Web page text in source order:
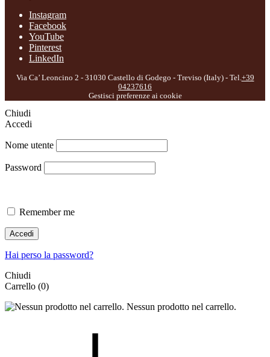
Instagram
Facebook
YouTube
Pinterest
LinkedIn
Via Ca’ Leoncino 2 - 31030 Castello di Godego - Treviso (Italy) - Tel. +39
04237616
Gestisci preferenze ai cookie
Chiudi
Accedi
Nome utente
Password
Remember me
Accedi
Hai perso la password?
Chiudi
Carrello (0)
Nessun prodotto nel carrello.